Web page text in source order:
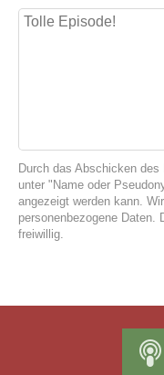
Durch das Abschicken
unter "Name oder
angezeigt werden kann.
personenbezogene Daten.
freiwillig.